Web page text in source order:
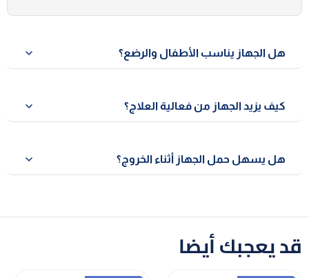
هل الجهاز يناسب الأطفال والرضع؟
كيف يزيد الجهاز من فعالية العلاج؟
من التصاقها بالحلق.
هل يسهل حمل الجهاز أثناء الخروج؟
قد يعجبك أيضا